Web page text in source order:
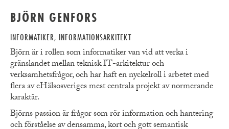
BJÖRN GENFORS
INFORMATIKER, INFORMATIONSARKITEKT
Björn är i rollen som informatiker van vid att verka i
gränslandet mellan teknisk IT-arkitektur och
verksamhetsfrågor, och har haft en nyckelroll i arbetet med
flera av eHälsosveriges mest centrala projekt av normerande
karaktär.
Björns passion är frågor som rör information och hantering
och förståelse av densamma, kort och gott semantisk